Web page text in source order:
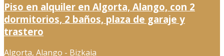
Piso en alquiler en Algorta, Alango, con 2
dormitorios, 2 baños, plaza de garaje y
trastero
Algorta, Alango - Bizkaia